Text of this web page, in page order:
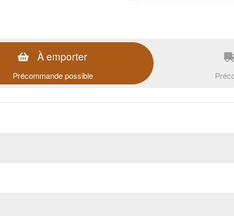
À emporter
Précommande possible